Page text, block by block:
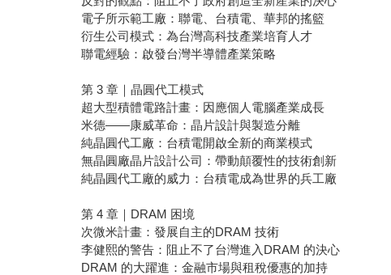
電子所示範工廠：聯電、台積電、華邦的搖籃
衍生公司模式：為台灣高科技產業培育人才
聯電經驗：啟發台灣半導體產業策略
第 3 章｜晶圓代工模式
超大型積體電路計畫：因應個人電腦產業成長
米德——康威革命：晶片設計與製造分離
純晶圓代工廠：台積電開啟全新的商業模式
無晶圓廠晶片設計公司：帶動顛覆性的技術創新
純晶圓代工廠的威力：台積電成為世界的兵工廠
第 4 章｜DRAM 困境
次微米計畫：發展自主的DRAM 技術
李健熙的警告：阻止不了台灣進入DRAM 的決心
DRAM 的大躍進：金融市場與租稅優惠的加持